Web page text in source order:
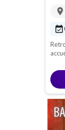
location_on
event_available